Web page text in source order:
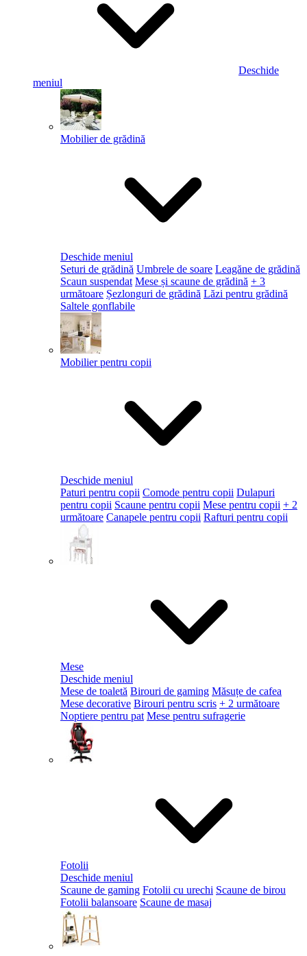
Deschide
meniul
Mobilier de grădină
Deschide meniul
Seturi de grădină Umbrele de soare Leagăne de grădină
Scaun suspendat Mese și scaune de grădină + 3
următoare Șezlonguri de grădină Lăzi pentru grădină
Saltele gonflabile
Mobilier pentru copii
Deschide meniul
Paturi pentru copii Comode pentru copii Dulapuri
pentru copii Scaune pentru copii Mese pentru copii + 2
următoare Canapele pentru copii Rafturi pentru copii
Mese
Deschide meniul
Mese de toaletă Birouri de gaming Măsuțe de cafea
Mese decorative Birouri pentru scris + 2 următoare
Noptiere pentru pat Mese pentru sufragerie
Fotolii
Deschide meniul
Scaune de gaming Fotolii cu urechi Scaune de birou
Fotolii balansoare Scaune de masaj